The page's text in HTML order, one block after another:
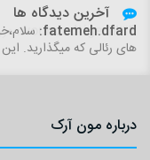
آخرین دیدگاه ها
fatemeh.dfard:
های رئالی که میگذارید.
درباره مون آرک